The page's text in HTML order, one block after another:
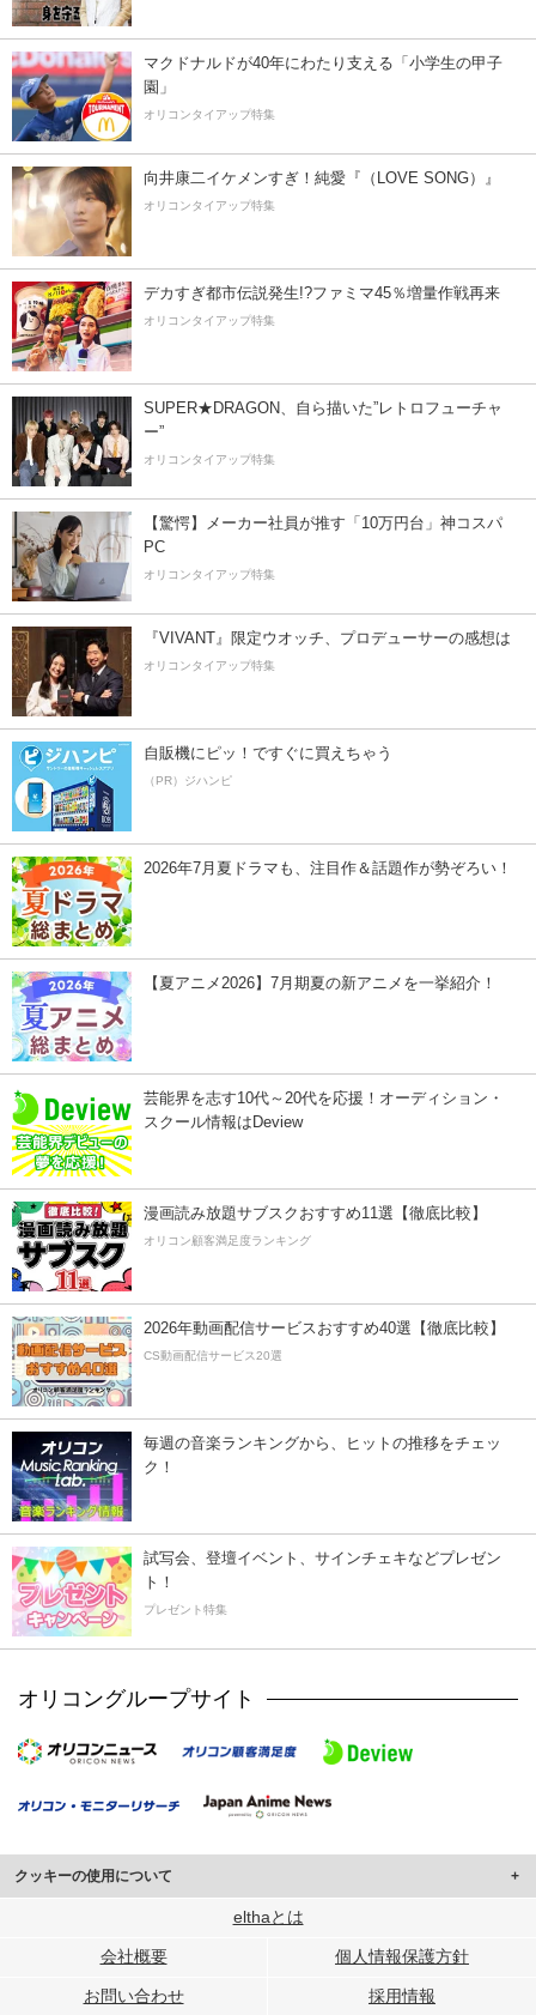
マクドナルドが40年にわたり支える「小学生の甲子
園」
オリコンタイアップ特集
向井康二イケメンすぎ！純愛『（LOVE SONG）』
オリコンタイアップ特集
デカすぎ都市伝説発生!?ファミマ45％増量作戦再来
オリコンタイアップ特集
SUPER★DRAGON、自ら描いた”レトロフューチャ
ー”
オリコンタイアップ特集
【驚愕】メーカー社員が推す「10万円台」神コスパ
PC
オリコンタイアップ特集
『VIVANT』限定ウオッチ、プロデューサーの感想は
オリコンタイアップ特集
自販機にピッ！ですぐに買えちゃう
（PR）ジハンピ
2026年7月夏ドラマも、注目作＆話題作が勢ぞろい！
【夏アニメ2026】7月期夏の新アニメを一挙紹介！
芸能界を志す10代～20代を応援！オーディション・
スクール情報はDeview
漫画読み放題サブスクおすすめ11選【徹底比較】
オリコン顧客満足度ランキング
2026年動画配信サービスおすすめ40選【徹底比較】
CS動画配信サービス20選
毎週の音楽ランキングから、ヒットの推移をチェッ
ク！
試写会、登壇イベント、サインチェキなどプレゼン
ト！
プレゼント特集
オリコングループサイト
クッキーの使用について
このサイトでは Cookie を使用して、ユーザーに合わせたコンテンツや広告の
行っています。
メディアや広告配信、データ解析の各パートナーに提供しています。
elthaとは
会社概要 個人情報保護方針
お問い合わせ 採用情報